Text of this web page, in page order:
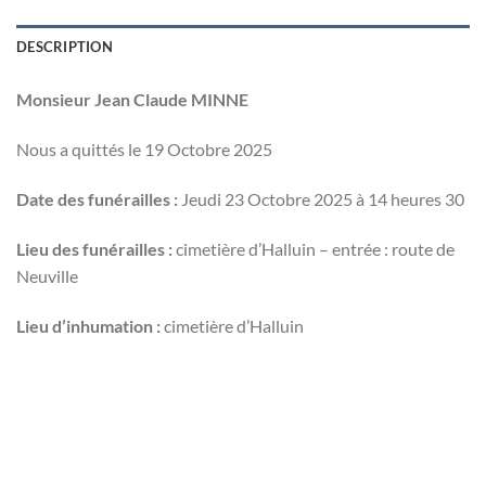
DESCRIPTION
Monsieur Jean Claude MINNE
Nous a quittés le 19 Octobre 2025
Date des funérailles : Jeudi 23 Octobre 2025 à 14 heures 30
Lieu des funérailles :cimetière d’Halluin – entrée : route de
Neuville
Lieu d’inhumation :cimetière d’Halluin